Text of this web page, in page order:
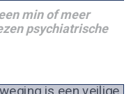
min of meer
psychiatrische